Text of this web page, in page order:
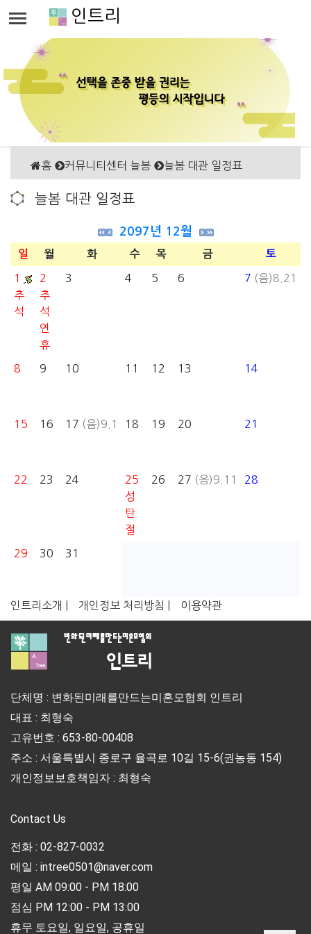
인트리
홈 커뮤니티센터 늘봄 늘봄 대관 일정표
늘봄 대관 일정표
2097년 12월
일 월 화 수 목 금 토
1
추
석
2
추
석
연
휴
3 4 5 6 7 (음)8.21
8 9 10 11 12 13 14
15 16 17 (음)9.1 18 19 20 21
22 23 24
25
성
탄
절
26 27 (음)9.11 28
29 30 31
인트리소개 | 개인정보 처리방침 | 이용약관
단체명 : 변화된미래를만드는미혼모협회 인트리
대표 : 최형숙
고유번호 : 653-80-00408
주소 : 서울특별시 종로구 율곡로 10길 15-6(권농동 154)
개인정보보호책임자 : 최형숙
Contact Us
전화 : 02-827-0032
메일 : intree0501@naver.com
평일 AM 09:00 - PM 18:00
점심 PM 12:00 - PM 13:00
휴무 토요일, 일요일, 공휴일